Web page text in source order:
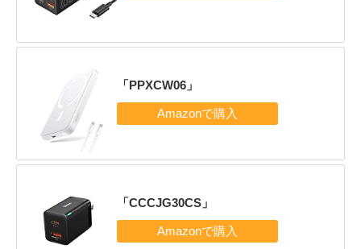
「PPXCW06」
「CCCJG30CS」